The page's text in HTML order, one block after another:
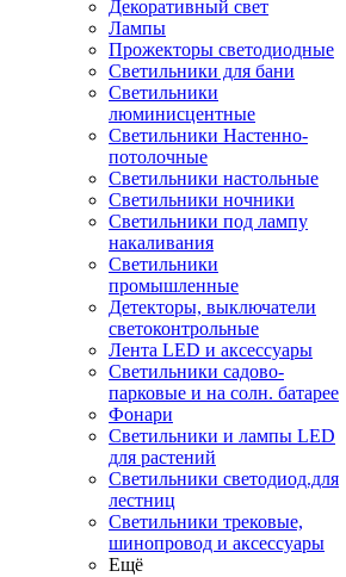
Декоративный свет
Лампы
Прожекторы светодиодные
Светильники для бани
Светильники
люминисцентные
Светильники Настенно-
потолочные
Светильники настольные
Светильники ночники
Светильники под лампу
накаливания
Светильники
промышленные
Детекторы, выключатели
светоконтрольные
Лента LED и аксессуары
Светильники садово-
парковые и на солн. батарее
Фонари
Светильники и лампы LED
для растений
Светильники светодиод.для
лестниц
Светильники трековые,
шинопровод и аксессуары
Ещё